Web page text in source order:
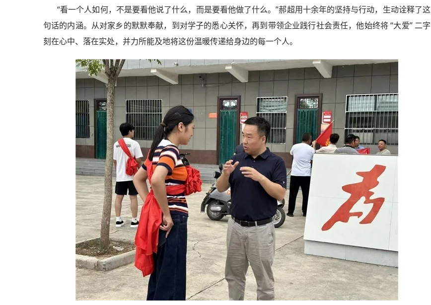
“看一个人如何，不是要看他说了什么，而是要看他做了什么。”郝超用十余年的坚持与行动，生动诠释了这
句话的内涵。从对家乡的默默奉献，到对学子的悉心关怀，再到带领企业践行社会责任，他始终将 “大爱” 二字
刻在心中、落在实处，并力所能及地将这份温暖传递给身边的每一个人。